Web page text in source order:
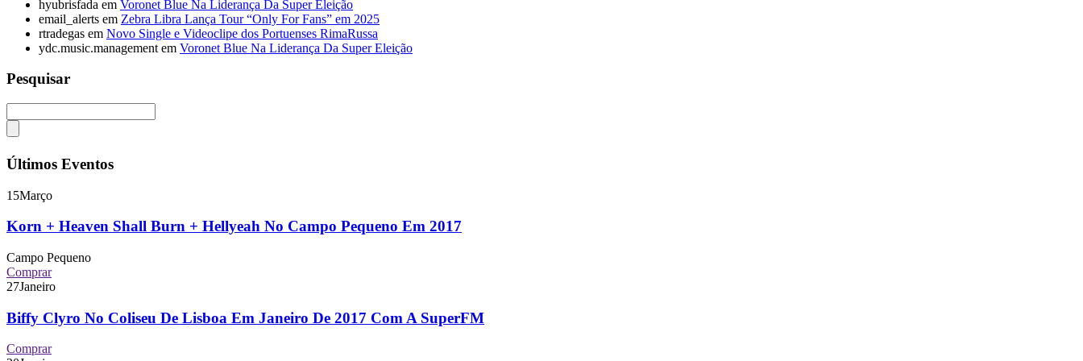
hyubrisfada em Voronet Blue Na Liderança Da Super Eleição
email_alerts em Zebra Libra Lança Tour “Only For Fans” em 2025
rtradegas em Novo Single e Videoclipe dos Portuenses RimaRussa
ydc.music.management em Voronet Blue Na Liderança Da Super Eleição
Pesquisar
Últimos Eventos
15Março
Korn + Heaven Shall Burn + Hellyeah No Campo Pequeno Em 2017
Campo Pequeno
Comprar
27Janeiro
Biffy Clyro No Coliseu De Lisboa Em Janeiro De 2017 Com A SuperFM
Comprar